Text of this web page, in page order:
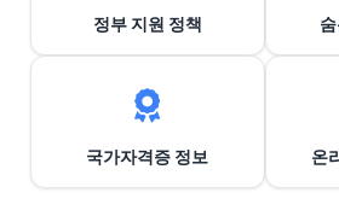
정부 지원 정책
국가자격증 정보 온